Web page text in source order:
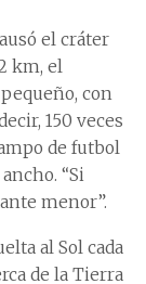
el cráter
km, el
con
150 veces
de futbol
“Si
menor”.
al Sol cada
de la Tierra